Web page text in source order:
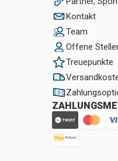
Kontakt
Team
Offene
Treuepunkte